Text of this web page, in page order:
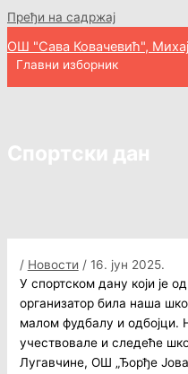
Пређи на садржај
ОШ "Сава Ковачевић",
Главни изборник
Спортски дан
/ Новости / 16. јун 2025.
У спортском дану који је
организатор била наша
малом фудбалу и одбојци.
учествовале и следеће
Лугавчине, ОШ „Ђорђе